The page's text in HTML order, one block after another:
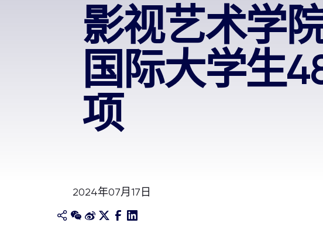
影视艺术学
国际大学生
项
2024年07月17日